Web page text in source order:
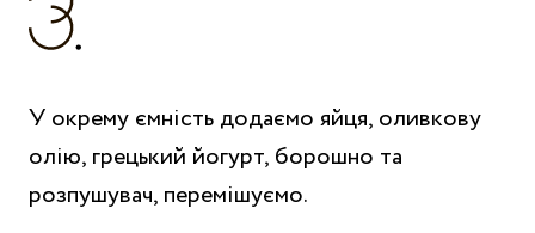
У окрему ємність додаємо яйця, оливкову
олію, грецький йогурт, борошно та
розпушувач, перемішуємо.